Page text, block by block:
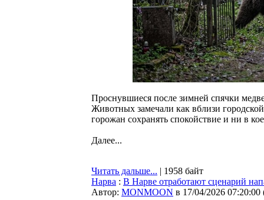
Проснувшиеся после зимней спячки
Животных замечали как вблизи
горожан сохранять спокойствие и ни в
Далее...
Читать дальше... | 1958 байт
Нарва : В Нарве отработают сценарий
Автор: MONMOON в 17/04/2026 07:20:00